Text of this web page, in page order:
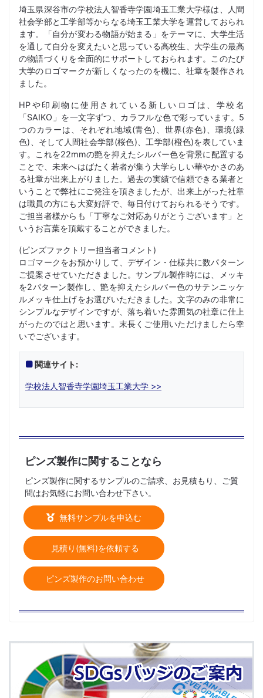
埼玉県深谷市の学校法人智香寺学園埼玉工業大学様は、人間
社会学部と工学部等からなる埼玉工業大学を運営しておられ
ます。「自分が変わる物語が始まる」をテーマに、大学生活
を通して自分を変えたいと思っている高校生、大学生の最高
の物語づくりを全面的にサポートしておられます。このたび
大学のロゴマークが新しくなったのを機に、社章を製作され
ました。
HPや印刷物に使用されている新しいロゴは、学校名
「SAIKO」を一文字ずつ、カラフルな色で彩っています。5
つのカラーは、それぞれ地域(青色)、世界(赤色)、環境(緑
色)、そして人間社会学部(桜色)、工学部(橙色)を表していま
す。これを22mmの艶を抑えたシルバー色を背景に配置する
ことで、未来へはばたく若者が集う大学らしい華やかさのあ
る社章が出来上がりました。過去の実績で信頼できる業者と
いうことで弊社にご発注を頂きましたが、出来上がった社章
は職員の方にも大変好評で、毎日付けておられるそうです。
ご担当者様からも「丁寧なご対応ありがとうございます」と
いうお言葉を頂戴することができました。
(ピンズファクトリー担当者コメント)
ロゴマークをお預かりして、デザイン・仕様共に数パターン
ご提案させていただきました。サンプル製作時には、メッキ
を2パターン製作し、艶を抑えたシルバー色のサテンニッケ
ルメッキ仕上げをお選びいただきました。文字のみの非常に
シンプルなデザインですが、落ち着いた雰囲気の社章に仕上
がったのではと思います。末長くご使用いただけましたら幸
いでございます。
関連サイト:
学校法人智香寺学園埼玉工業大学 >>
ピンズ製作に関することなら
ピンズ製作に関するサンプルのご請求、お見積もり、ご質
問はお気軽にお問い合わせ下さい。
無料サンプルを申込む
見積り(無料)を依頼する
ピンズ製作のお問い合わせ